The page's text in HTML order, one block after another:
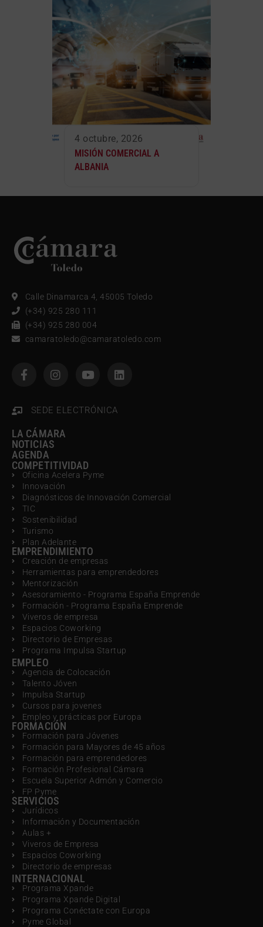
4 octubre, 2026
MISIÓN COMERCIAL A
ALBANIA
Calle Dinamarca 4, 45005 Toledo
(+34) 925 280 111
(+34) 925 280 004
camaratoledo@camaratoledo.com
SEDE ELECTRÓNICA
LA CÁMARA
NOTICIAS
AGENDA
COMPETITIVIDAD
Oficina Acelera Pyme
Innovación
Diagnósticos de Innovación Comercial
TIC
Sostenibilidad
Turismo
Plan Adelante
EMPRENDIMIENTO
Creación de empresas
Herramientas para emprendedores
Mentorización
Asesoramiento - Programa España Emprende
Formación - Programa España Emprende
Viveros de empresa
Espacios Coworking
Directorio de Empresas
Programa Impulsa Startup
EMPLEO
Agencia de Colocación
Talento Jóven
Impulsa Startup
Cursos para jovenes
Empleo y prácticas por Europa
FORMACIÓN
Formación para Jóvenes
Formación para Mayores de 45 años
Formación para emprendedores
Formación Profesional Cámara
Escuela Superior Admón y Comercio
FP Pyme
SERVICIOS
Jurídicos
Información y Documentación
Aulas +
Viveros de Empresa
Espacios Coworking
Directorio de empresas
INTERNACIONAL
Programa Xpande
Programa Xpande Digital
Programa Conéctate con Europa
Pyme Global